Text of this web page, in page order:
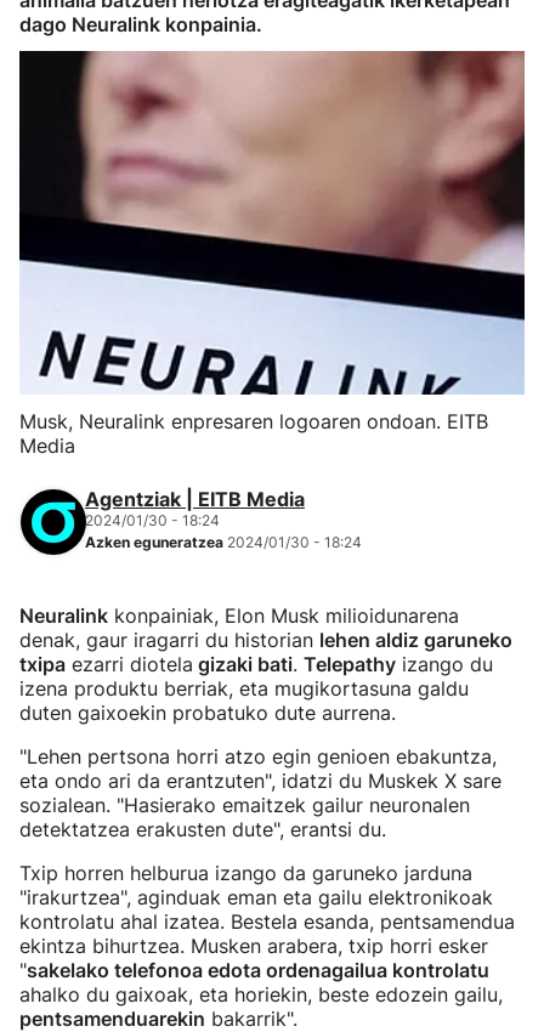
dago Neuralink konpainia.
Musk, Neuralink enpresaren logoaren ondoan. EITB
Media
Agentziak | EITB Media
2024/01/30 - 18:24
Azken eguneratzea 2024/01/30 - 18:24
Neuralink konpainiak, Elon Musk milioidunarena
denak, gaur iragarri du historian lehen aldiz garuneko
txipa ezarri diotela gizaki bati. Telepathy izango du
izena produktu berriak, eta mugikortasuna galdu
duten gaixoekin probatuko dute aurrena.
"Lehen pertsona horri atzo egin genioen ebakuntza,
eta ondo ari da erantzuten", idatzi du Muskek X sare
sozialean. "Hasierako emaitzek gailur neuronalen
detektatzea erakusten dute", erantsi du.
Txip horren helburua izango da garuneko jarduna
"irakurtzea", aginduak eman eta gailu elektronikoak
kontrolatu ahal izatea. Bestela esanda, pentsamendua
ekintza bihurtzea. Musken arabera, txip horri esker
"sakelako telefonoa edota ordenagailua kontrolatu
ahalko du gaixoak, eta horiekin, beste edozein gailu,
pentsamenduarekin bakarrik".